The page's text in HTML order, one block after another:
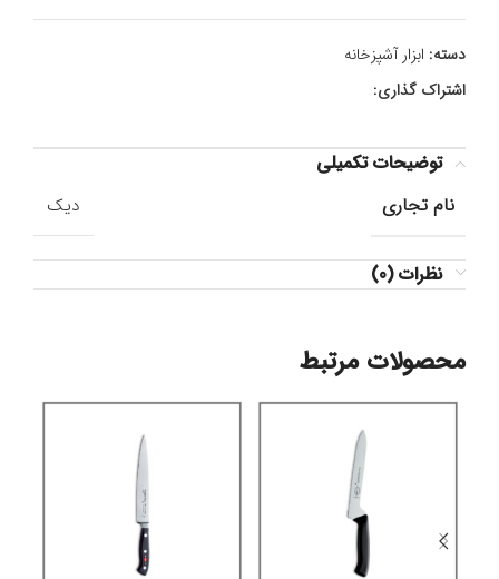
دسته: ابزار آشپزخانه
اشتراک گذاری:
توضیحات تکمیلی
نام تجاری
دیک
نظرات (0)
محصولات مرتبط